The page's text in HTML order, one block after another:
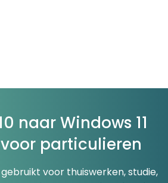
naar Windows 11
particulieren
voor thuiswerken, studie,